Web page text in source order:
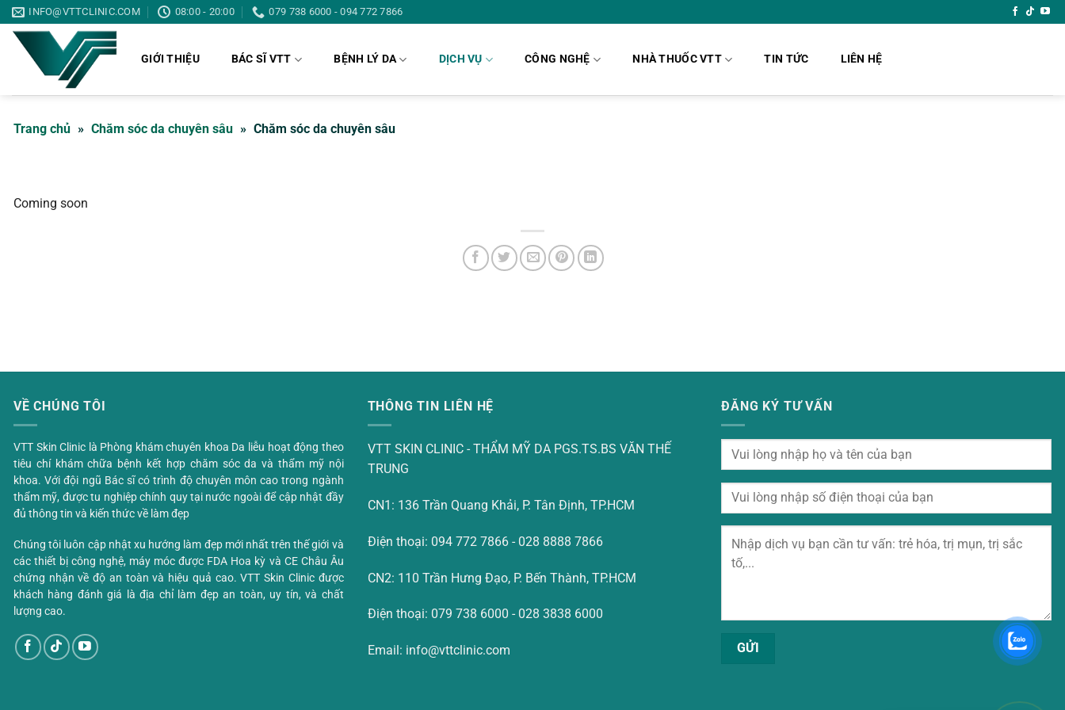
Bỏ
qua
INFO@VTTCLINIC.COM 08:00 - 20:00 079 738 6000 - 094 772 7866
GIỚI THIỆU BÁC SĨ VTT BỆNH LÝ DA DỊCH VỤ CÔNG NGHỆ NHÀ THUỐC VTT TIN TỨC LIÊN HỆ
Trang chủ » Chăm sóc da chuyên sâu » Chăm sóc da chuyên sâu
Coming soon
VỀ CHÚNG TÔI
VTT Skin Clinic là Phòng khám chuyên khoa Da liễu hoạt động theo
tiêu chí khám chữa bệnh kết hợp chăm sóc da và thẩm mỹ nội
khoa. Với đội ngũ Bác sĩ có trình độ chuyên môn cao trong ngành
thẩm mỹ, được tu nghiệp chính quy tại nước ngoài để cập nhật đầy
đủ thông tin và kiến thức về làm đẹp
Chúng tôi luôn cập nhật xu hướng làm đẹp mới nhất trên thế giới và
các thiết bị công nghệ, máy móc được FDA Hoa kỳ và CE Châu Âu
chứng nhận về độ an toàn và hiệu quả cao. VTT Skin Clinic được
khách hàng đánh giá là địa chỉ làm đẹp an toàn, uy tín, và chất
lượng cao.
THÔNG TIN LIÊN HỆ
VTT SKIN CLINIC - THẨM MỸ DA PGS.TS.BS VĂN THẾ
TRUNG
CN1: 136 Trần Quang Khải, P. Tân Định, TP.HCM
Điện thoại: 094 772 7866 - 028 8888 7866
CN2: 110 Trần Hưng Đạo, P. Bến Thành, TP.HCM
Điện thoại: 079 738 6000 - 028 3838 6000
Email: info@vttclinic.com
ĐĂNG KÝ TƯ VẤN